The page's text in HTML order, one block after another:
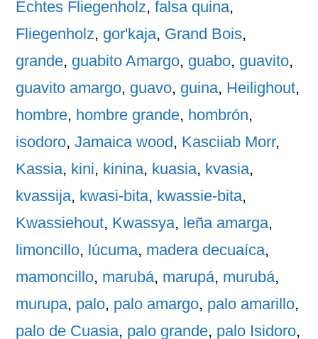
Echtes Fliegenholz,falsa quina,
Fliegenholz, gor'kaja, Grand Bois,
grande, guabito Amargo, guabo, guavito,
guavito amargo, guavo, guina, Heilighout,
hombre, hombre grande, hombrón,
isodoro,Jamaica wood, Kasciiab Morr,
Kassia, kini, kinina, kuasia, kvasia,
kvassija, kwasi-bita, kwassie-bita,
Kwassiehout, Kwassya, leña amarga,
limoncillo, lúcuma, madera decuaíca,
mamoncillo, marubá, marupá, murubá,
murupa, palo, palo amargo, palo amarillo,
palo de Cuasia, palo grande, palo Isidoro,